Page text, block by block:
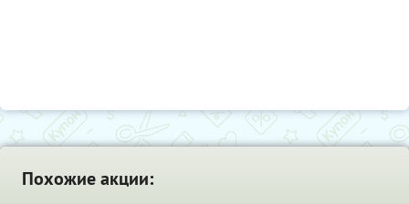
Похожие акции: